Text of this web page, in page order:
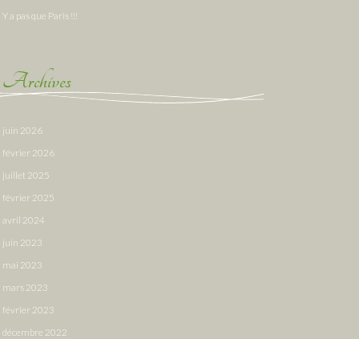
Y a pas que Paris !!!
Archives
juin 2026
février 2026
juillet 2025
février 2025
avril 2024
juin 2023
mai 2023
mars 2023
février 2023
décembre 2022